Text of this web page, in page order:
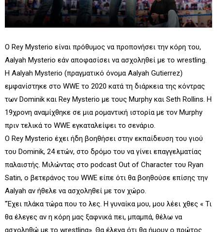
Ο Rey Mysterio είναι πρόθυμος να προπονήσει την κόρη του,
Aalyah Mysterio εάν αποφασίσει να ασχοληθεί με το wrestling.
Η Aalyah Mysterio (πραγματικό όνομα Aalyah Gutierrez)
εμφανίστηκε στο WWE το 2020 κατά τη διάρκεια της κόντρας
των Dominik και Rey Mysterio με τους Murphy και Seth Rollins. Η
19χρονη αναμίχθηκε σε μια ρομαντική ιστορία με τον Murphy
πριν τελικά το WWE εγκαταλείψει το σενάριο.
Ο Rey Mysterio έχει ήδη βοηθήσει στην εκπαίδευση του γιού
του Dominik, 24 ετών, στο δρόμο του να γίνει επαγγελματίας
παλαιστής. Μιλώντας στο podcast Out of Character του Ryan
Satin, ο βετεράνος του WWE είπε ότι θα βοηθούσε επίσης την
Aalyah αν ήθελε να ασχοληθεί με τον χώρο.
"Έχει πλάκα τώρα που το λες. Η γυναίκα μου, μου λέει χθες « Τι
θα έλεγες αν η κόρη μας ξαφνικά πει, μπαμπά, θέλω να
ασχοληθώ με το wrestling». Θα έλεγα ότι θα ήμουν ο πρώτος